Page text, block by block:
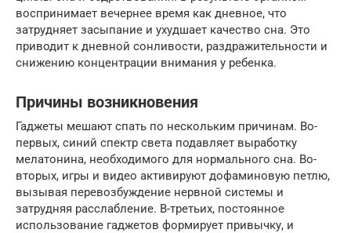
воспринимает вечернее время как дневное, что
затрудняет засыпание и ухудшает качество сна. Это
приводит к дневной сонливости, раздражительности и
снижению концентрации внимания у ребенка.
Причины возникновения
Гаджеты мешают спать по нескольким причинам. Во-
первых, синий спектр света подавляет выработку
мелатонина, необходимого для нормального сна. Во-
вторых, игры и видео активируют дофаминовую петлю,
вызывая перевозбуждение нервной системы и
затрудняя расслабление. В-третьих, постоянное
использование гаджетов формирует привычку, и